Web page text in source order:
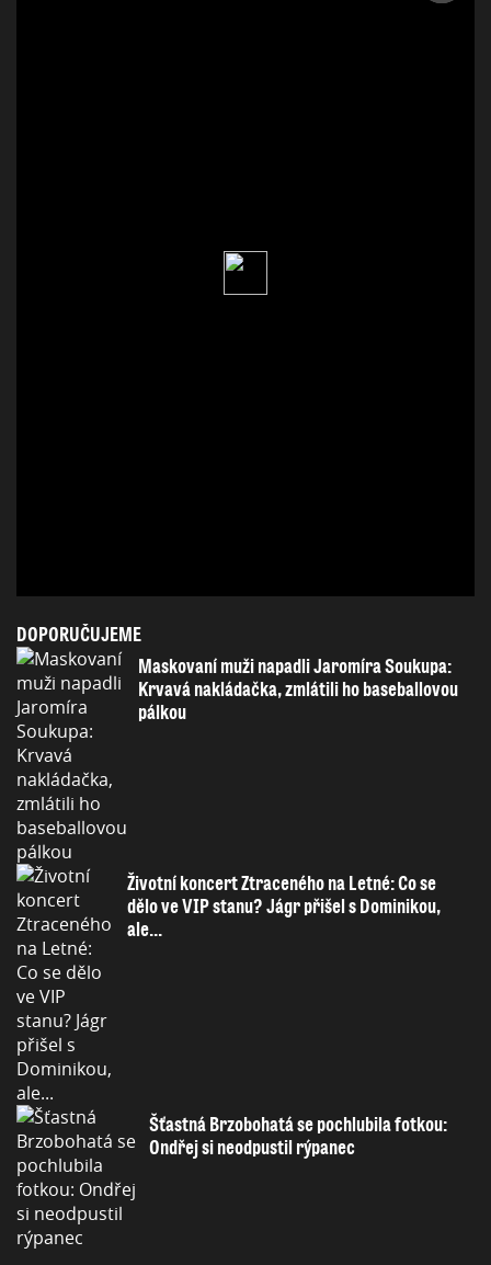
DOPORUČUJEME
Maskovaní muži napadli Jaromíra Soukupa:
Krvavá nakládačka, zmlátili ho baseballovou
pálkou
Životní koncert Ztraceného na Letné: Co se
dělo ve VIP stanu? Jágr přišel s Dominikou,
ale...
Šťastná Brzobohatá se pochlubila fotkou:
Ondřej si neodpustil rýpanec